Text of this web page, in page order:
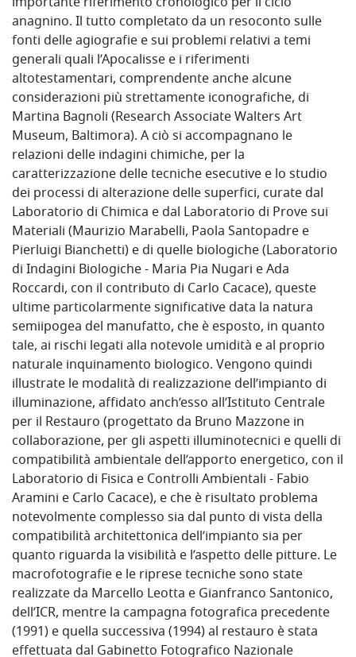
anagnino. Il tutto completato da un resoconto sulle
fonti delle agiografie e sui problemi relativi a temi
generali quali l’Apocalisse e i riferimenti
altotestamentari, comprendente anche alcune
considerazioni più strettamente iconografiche, di
Martina Bagnoli (Research Associate Walters Art
Museum, Baltimora). A ciò si accompagnano le
relazioni delle indagini chimiche, per la
caratterizzazione delle tecniche esecutive e lo studio
dei processi di alterazione delle superfici, curate dal
Laboratorio di Chimica e dal Laboratorio di Prove sui
Materiali (Maurizio Marabelli, Paola Santopadre e
Pierluigi Bianchetti) e di quelle biologiche (Laboratorio
di Indagini Biologiche - Maria Pia Nugari e Ada
Roccardi, con il contributo di Carlo Cacace), queste
ultime particolarmente significative data la natura
semiipogea del manufatto, che è esposto, in quanto
tale, ai rischi legati alla notevole umidità e al proprio
naturale inquinamento biologico. Vengono quindi
illustrate le modalità di realizzazione dell’impianto di
illuminazione, affidato anch’esso all’Istituto Centrale
per il Restauro (progettato da Bruno Mazzone in
collaborazione, per gli aspetti illuminotecnici e quelli di
compatibilità ambientale dell’apporto energetico, con il
Laboratorio di Fisica e Controlli Ambientali - Fabio
Aramini e Carlo Cacace), e che è risultato problema
notevolmente complesso sia dal punto di vista della
compatibilità architettonica dell’impianto sia per
quanto riguarda la visibilità e l’aspetto delle pitture. Le
macrofotografie e le riprese tecniche sono state
realizzate da Marcello Leotta e Gianfranco Santonico,
dell’ICR, mentre la campagna fotografica precedente
(1991) e quella successiva (1994) al restauro è stata
effettuata dal Gabinetto Fotografico Nazionale